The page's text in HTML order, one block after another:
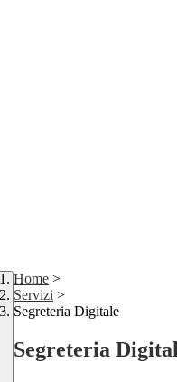
Home >
Servizi >
Segreteria Digitale
Segreteria